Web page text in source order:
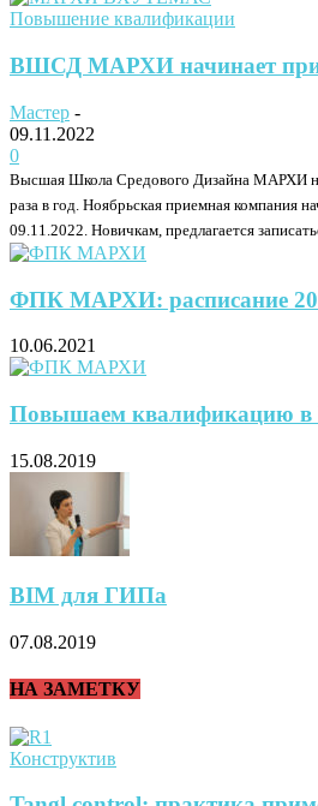
Повышение квалификации
ВШСД МАРХИ начинает
Мастер -
09.11.2022
0
Высшая Школа Средового Дизайна МАРХИ
раза в год. Ноябрьская приемная компания
09.11.2022. Новичкам, предлагается
ФПК МАРХИ: расписание
10.06.2021
Повышаем квалификацию
15.08.2019
BIM для ГИПа
07.08.2019
НА ЗАМЕТКУ
Конструктив